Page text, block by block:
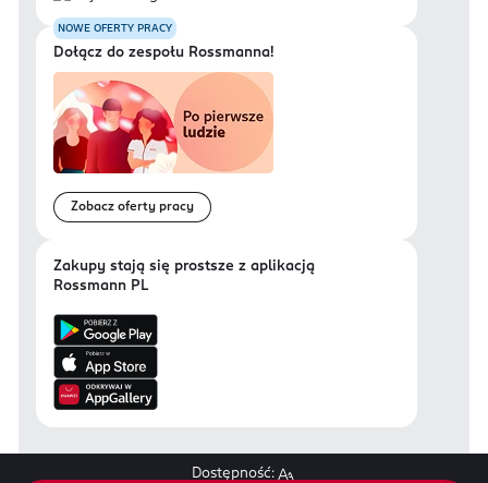
NOWE OFERTY PRACY
Dołącz do zespołu Rossmanna!
Zobacz oferty pracy
Zakupy stają się prostsze z aplikacją
Rossmann PL
Dostępność: